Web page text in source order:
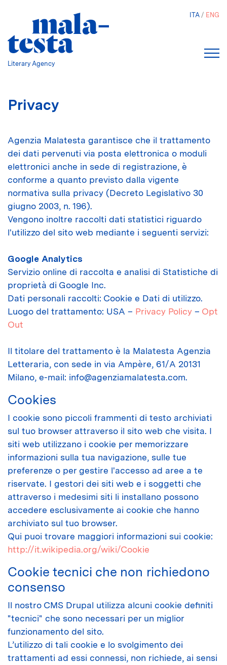
Literary Agency
ITA ENG
Privacy
Agenzia Malatesta garantisce che il trattamento
dei dati pervenuti via posta elettronica o moduli
elettronici anche in sede di registrazione, è
conforme a quanto previsto dalla vigente
normativa sulla privacy (Decreto Legislativo 30
giugno 2003, n. 196).
Vengono inoltre raccolti dati statistici riguardo
l'utilizzo del sito web mediante i seguenti servizi:
Google Analytics
Servizio online di raccolta e analisi di Statistiche di
proprietà di Google Inc.
Dati personali raccolti: Cookie e Dati di utilizzo.
Luogo del trattamento: USA – Privacy Policy – Opt
Out
Il titolare del trattamento è la Malatesta Agenzia
Letteraria, con sede in via Ampère, 61/A 20131
Milano, e-mail: info@agenziamalatesta.com.
Cookies
I cookie sono piccoli frammenti di testo archiviati
sul tuo browser attraverso il sito web che visita. I
siti web utilizzano i cookie per memorizzare
informazioni sulla tua navigazione, sulle tue
preferenze o per gestire l'accesso ad aree a te
riservate. I gestori dei siti web e i soggetti che
attraverso i medesimi siti li installano possono
accedere esclusivamente ai cookie che hanno
archiviato sul tuo browser.
Qui puoi trovare maggiori informazioni sui cookie:
http://it.wikipedia.org/wiki/Cookie
Cookie tecnici che non richiedono
consenso
Il nostro CMS Drupal utilizza alcuni cookie definiti
"tecnici" che sono necessari per un miglior
funzionamento del sito.
L’utilizzo di tali cookie e lo svolgimento dei
trattamenti ad essi connessi, non richiede, ai sensi